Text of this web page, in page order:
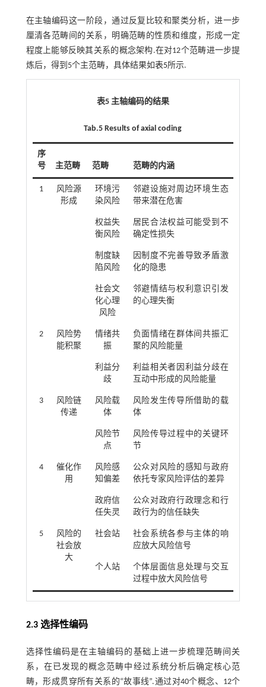
在主轴编码这一阶段，通过反复比较和聚类分析，进一步
厘清各范畴间的关系，明确范畴的性质和维度，形成一定
程度上能够反映其关系的概念架构.在对12个范畴进一步提
炼后，得到5个主范畴，具体结果如表5所示.
表5 主轴编码的结果
Tab.5 Results of axial coding
序
号
主范畴 范畴 范畴的内涵
1
风险源
形成
环境污
染风险
邻避设施对周边环境生态
带来潜在危害
权益失
衡风险
居民合法权益可能受到不
确定性损失
制度缺
陷风险
因制度不完善导致矛盾激
化的隐患
社会文
化心理
风险
邻避情结与权利意识引发
的心理失衡
2
风险势
能积聚
情绪共
振
负面情绪在群体间共振汇
聚的风险能量
利益分
歧
利益相关者因利益分歧在
互动中形成的风险能量
3
风险链
传递
风险载
体
风险发生传导所借助的载
体
风险节
点
风险传导过程中的关键环
节
4
催化作
用
风险感
知偏差
公众对风险的感知与政府
依托专家风险评估的差异
政府信
任失灵
公众对政府行政理念和行
政行为的信任缺失
5
风险的
社会放
大
社会站
社会系统各参与主体的响
应放大风险信号
个人站
个体层面信息处理与交互
过程中放大风险信号
2.3 选择性编码
选择性编码是在主轴编码的基础上进一步梳理范畴间关
系，在已发现的概念范畴中经过系统分析后确定核心范
畴，形成贯穿所有关系的“故事线”.通过对40个概念、12个